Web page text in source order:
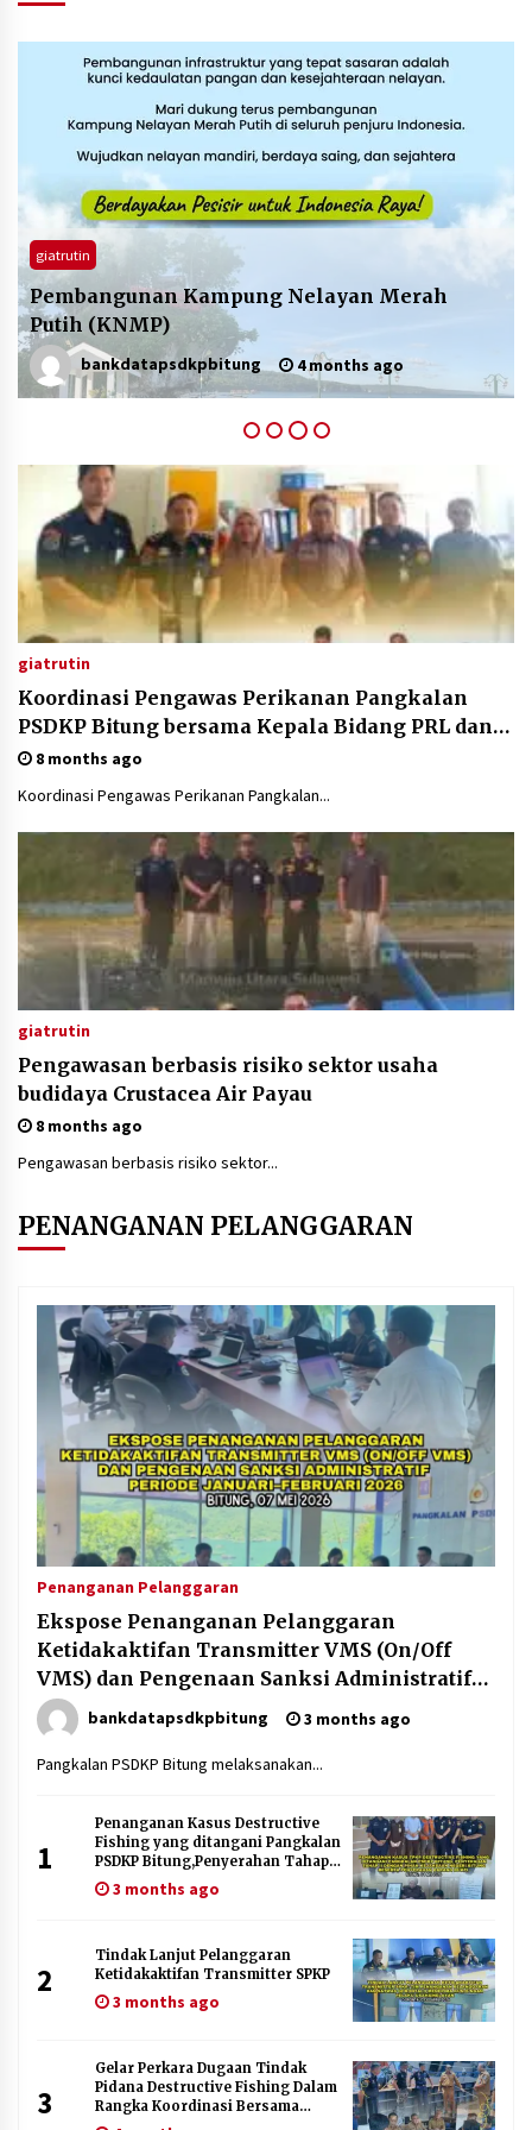
Kemajuan Sektor Kelautan dan Perikanan
Peran Pemerintah Dalam Indikasi Geografis
HKP
4 months ago
Rencana Aksi Nasional Pemberantasan IUU
Fishing 2025-2029
4 months ago
Penilaian Kompetensi dalam rangka Pemetaan
Pegawai Kementerian Kelautan dan Perikanan
4 months ago
giatrutin
Pembangunan Kampung Nelayan Merah
Putih (KNMP)
bankdatapsdkpbitung 4 months ago
giatrutin
Koordinasi Pengawas Perikanan Pangkalan
PSDKP Bitung bersama Kepala Bidang PRL dan
PSDKP Dinas Kelautan dan Perikanan Provinsi
Gorontalo
8 months ago
Koordinasi Pengawas Perikanan Pangkalan...
giatrutin
Pengawasan berbasis risiko sektor usaha
budidaya Crustacea Air Payau
8 months ago
Pengawasan berbasis risiko sektor...
PENANGANAN PELANGGARAN
Penanganan Pelanggaran
Ekspose Penanganan Pelanggaran
Ketidakaktifan Transmitter VMS (On/Off
VMS) dan Pengenaan Sanksi Administratif
Periode Januari–Februari 2026
bankdatapsdkpbitung 3 months ago
Pangkalan PSDKP Bitung melaksanakan...
1
Penanganan Kasus Destructive
Fishing yang ditangani Pangkalan
PSDKP Bitung,Penyerahan Tahap
II dengan Pihak Kejaksaan Negeri
Bitung Beserta Barang Bukti
3 months ago
2
Tindak Lanjut Pelanggaran
Ketidakaktifan Transmitter SPKP
3 months ago
3
Gelar Perkara Dugaan Tindak
Pidana Destructive Fishing Dalam
Rangka Koordinasi Bersama
Korwas Polda Sulawesi Utara